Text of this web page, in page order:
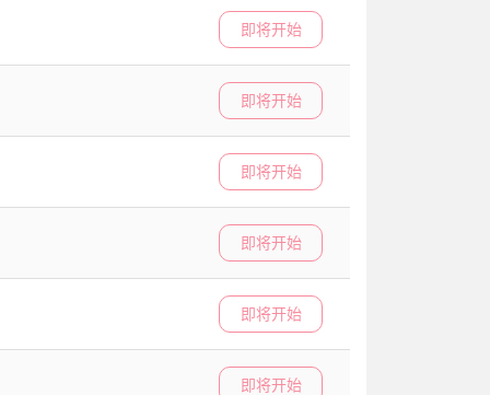
即将开始
即将开始
即将开始
即将开始
即将开始
即将开始